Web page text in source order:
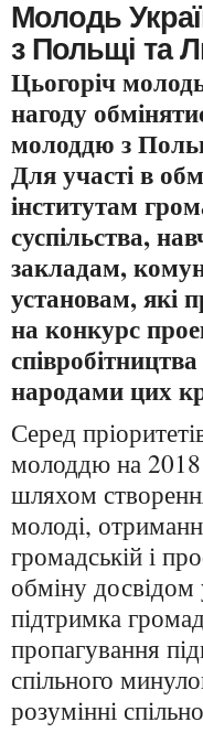
Молодь
з Польщі та
Цьогоріч
нагоду
молоддю з
Для участі в
інститутам
суспільства,
закладам,
установам, які
на конкурс
народами цих
Серед
молоддю на 2018
шляхом
молоді,
громадській і
обміну досвідом
підтримка
пропагування
спільного
розумінні